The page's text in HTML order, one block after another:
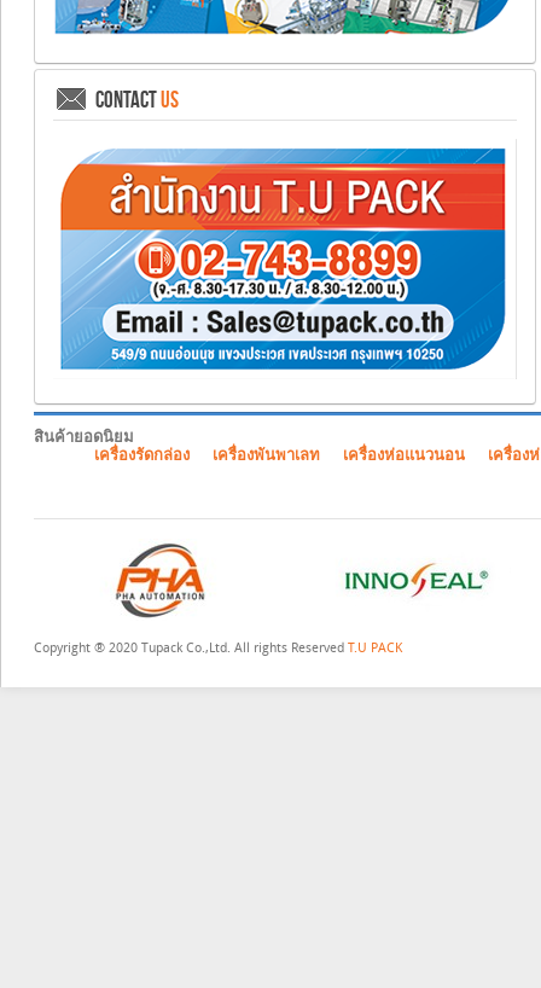
CONTACTUS
สินค้ายอดนิยม
เครื่องรัดกล่อง
เครื่องพันพาเลท เครื่องห่อแนวนอน เครื่อง
Copyright ® 2020 Tupack Co.,Ltd. All rights Reserved T.U PACK